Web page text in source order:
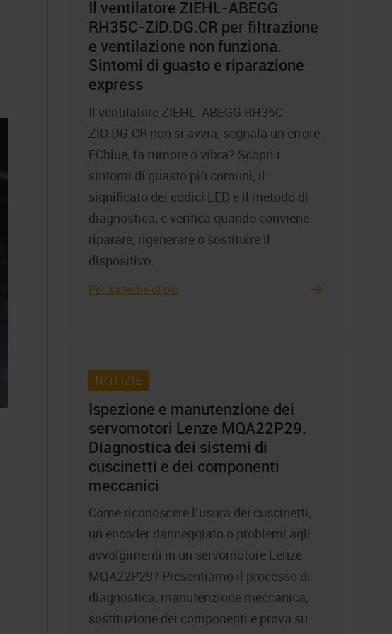
Il ventilatore ZIEHL-ABEGG
RH35C-ZID.DG.CR per filtrazione
e ventilazione non funziona.
Sintomi di guasto e riparazione
express
Il ventilatore ZIEHL-ABEGG RH35C-
ZID.DG.CR non si avvia, segnala un errore
ECblue, fa rumore o vibra? Scopri i
sintomi di guasto più comuni, il
significato dei codici LED e il metodo di
diagnostica, e verifica quando conviene
riparare, rigenerare o sostituire il
dispositivo.
Per saperne di più
NOTIZIE
Ispezione e manutenzione dei
servomotori Lenze MQA22P29.
Diagnostica dei sistemi di
cuscinetti e dei componenti
meccanici
Come riconoscere l’usura dei cuscinetti,
un encoder danneggiato o problemi agli
avvolgimenti in un servomotore Lenze
MQA22P29? Presentiamo il processo di
diagnostica, manutenzione meccanica,
sostituzione dei componenti e prova su